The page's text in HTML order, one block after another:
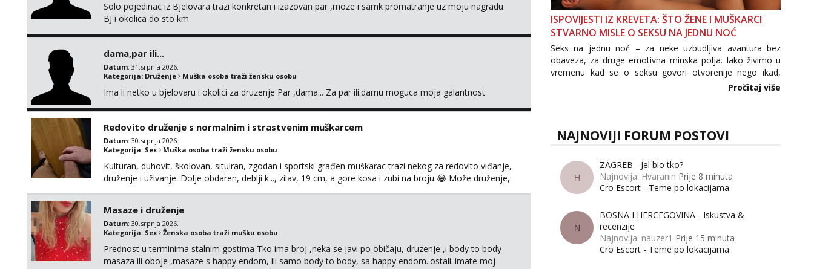
Solo pojedinac iz Bjelovara trazi konkretan i izazovan par ,moze i samk promatranje uz moju nagradu
BJ i okolica do sto km
dama,par ili...
Datum: 31.srpnja 2026.
Kategorija: Druženje Muška osoba traži žensku osobu
Ima li netko u bjelovaru i okolici za druzenje Par ,dama... Za par ili.damu moguca moja galantnost
Redovito druženje s normalnim i strastvenim muškarcem
Datum: 30.srpnja 2026.
Kategorija: Sex Muška osoba traži žensku osobu
Kulturan, duhovit, školovan, situiran, zgodan i sportski građen muškarac trazi nekog za redovito viđanje,
druženje i uživanje. Dolje obdaren, deblji k..., zilav, 19 cm, a gore kosa i zubi na broju 😂 Može druženje,
Masaze i druženje
Datum: 30.srpnja 2026.
Kategorija: Sex Ženska osoba traži mušku osobu
Prednost u terminima stalnim gostima Tko ima broj ,neka se javi po običaju, druzenje ,i body to body
masaza ili oboje ,masaze s happy endom, ili samo body to body, sa happy endom..ostali..imate moj
ISPOVIJESTI IZ KREVETA: ŠTO ŽENE I MUŠKARCI
STVARNO MISLE O SEKSU NA JEDNU NOĆ
Seks na jednu noć – za neke uzbudljiva avantura bez
obaveza, za druge emotivna minska polja. Iako živimo u
vremenu kad se o seksu govori otvorenije nego ikad,
tema „jedne noći strasti“ i dalje izaziva burne rasprave. Što
Pročitaj više
NAJNOVIJI FORUM POSTOVI
H
ZAGREB - Jel bio tko?
Najnovija: Hvaranin Prije 8 minuta
Cro Escort - Teme po lokacijama
N
BOSNA I HERCEGOVINA - Iskustva &
recenzije
Najnovija: nauzer1 Prije 15 minuta
Cro Escort - Teme po lokacijama